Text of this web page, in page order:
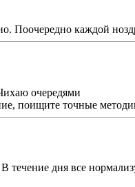
Поочередно каждой
очередями
поищите точные
дня все